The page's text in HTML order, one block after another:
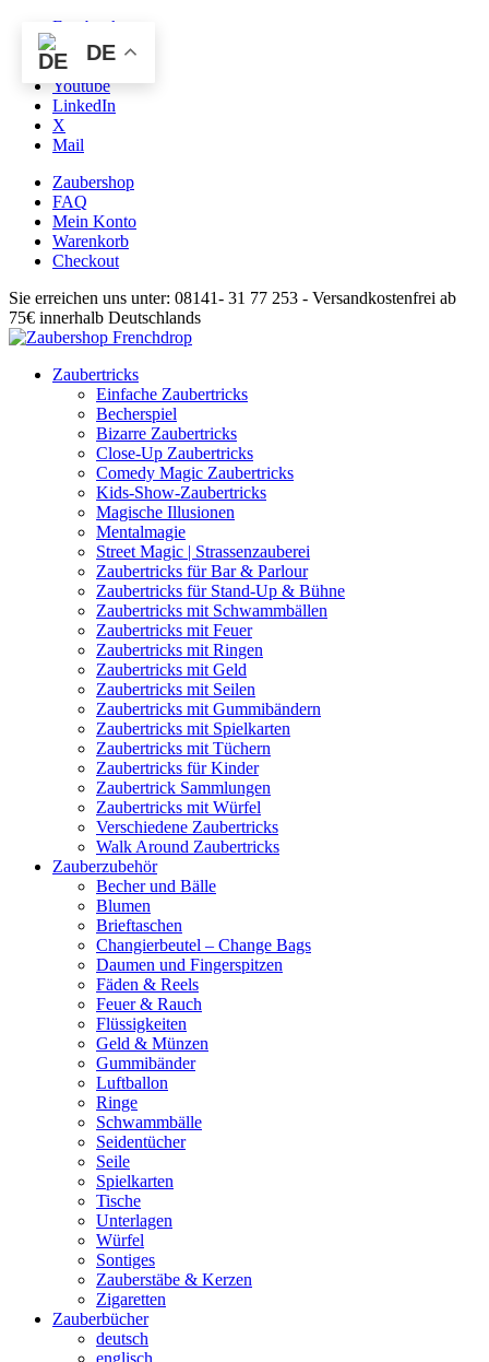
Facebook
Instagram
Pinterest
Youtube
LinkedIn
X
Mail
Zaubershop
FAQ
Mein Konto
Warenkorb
Checkout
Sie erreichen uns unter: 08141- 31 77 253 - Versandkostenfrei ab
75€ innerhalb Deutschlands
Zaubertricks
Einfache Zaubertricks
Becherspiel
Bizarre Zaubertricks
Close-Up Zaubertricks
Comedy Magic Zaubertricks
Kids-Show-Zaubertricks
Magische Illusionen
Mentalmagie
Street Magic | Strassenzauberei
Zaubertricks für Bar & Parlour
Zaubertricks für Stand-Up & Bühne
Zaubertricks mit Schwammbällen
Zaubertricks mit Feuer
Zaubertricks mit Ringen
Zaubertricks mit Geld
Zaubertricks mit Seilen
Zaubertricks mit Gummibändern
Zaubertricks mit Spielkarten
Zaubertricks mit Tüchern
Zaubertricks für Kinder
Zaubertrick Sammlungen
Zaubertricks mit Würfel
Verschiedene Zaubertricks
Walk Around Zaubertricks
Zauberzubehör
Becher und Bälle
Blumen
Brieftaschen
Changierbeutel – Change Bags
Daumen und Fingerspitzen
Fäden & Reels
Feuer & Rauch
Flüssigkeiten
Geld & Münzen
Gummibänder
Luftballon
Ringe
Schwammbälle
Seidentücher
Seile
Spielkarten
Tische
Unterlagen
Würfel
Sontiges
Zauberstäbe & Kerzen
Zigaretten
Zauberbücher
deutsch
englisch
DE